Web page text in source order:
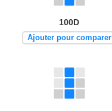
100D
Ajouter pour comparer